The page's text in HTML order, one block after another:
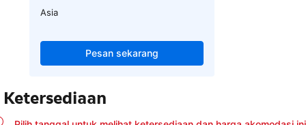
Asia
Pesan sekarang
Ketersediaan